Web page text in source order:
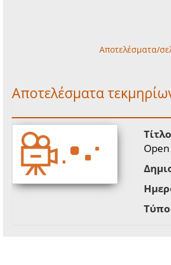
Αποτελέσματα/
Αποτελέσματα